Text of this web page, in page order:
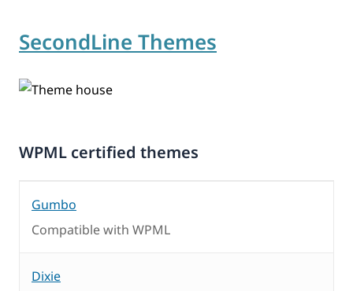
SecondLine Themes
WPML certified themes
Gumbo
Compatible with WPML
Dixie